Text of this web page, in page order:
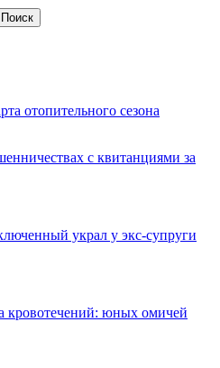
отопительного сезона
с квитанциями за
украл у экс-супруги
кровотечений: юных омичей